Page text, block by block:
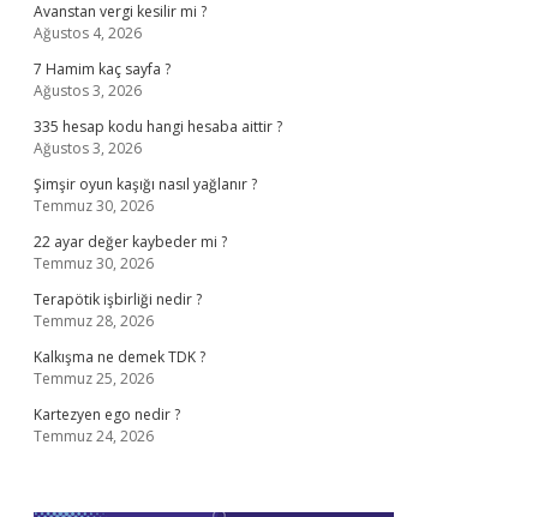
Avanstan vergi kesilir mi ?
Ağustos 4, 2026
7 Hamim kaç sayfa ?
Ağustos 3, 2026
335 hesap kodu hangi hesaba aittir ?
Ağustos 3, 2026
Şimşir oyun kaşığı nasıl yağlanır ?
Temmuz 30, 2026
22 ayar değer kaybeder mi ?
Temmuz 30, 2026
Terapötik işbirliği nedir ?
Temmuz 28, 2026
Kalkışma ne demek TDK ?
Temmuz 25, 2026
Kartezyen ego nedir ?
Temmuz 24, 2026